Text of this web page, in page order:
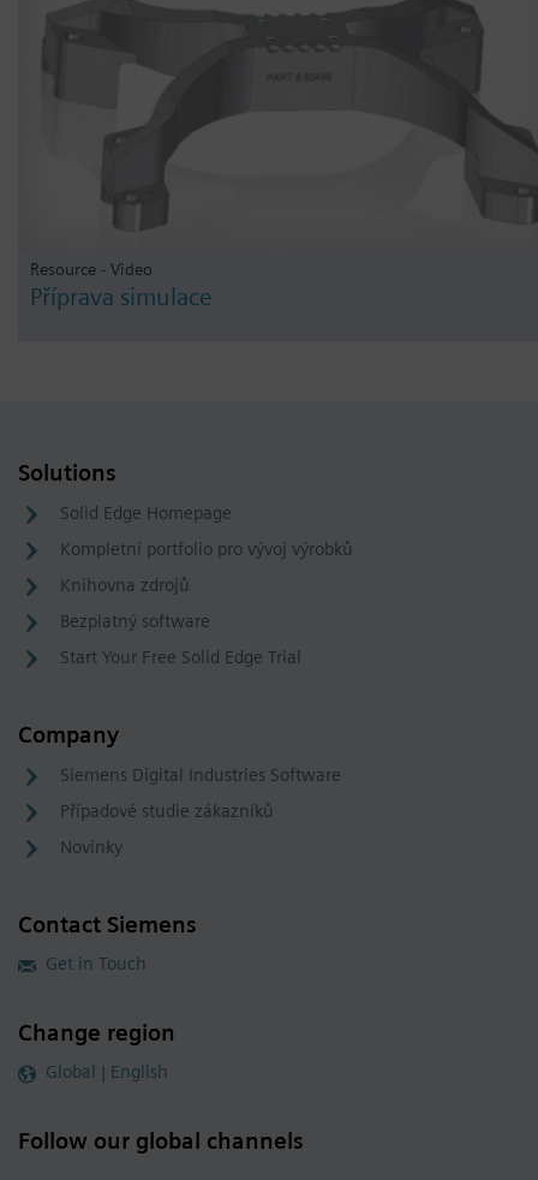
Resource - Video
Příprava simulace
Solutions
Solid Edge Homepage
Kompletní portfolio pro vývoj výrobků
Knihovna zdrojů
Bezplatný software
Start Your Free Solid Edge Trial
Company
Siemens Digital Industries Software
Případové studie zákazníků
Novinky
Contact Siemens
Get in Touch
Change region
Global | English
Follow our global channels